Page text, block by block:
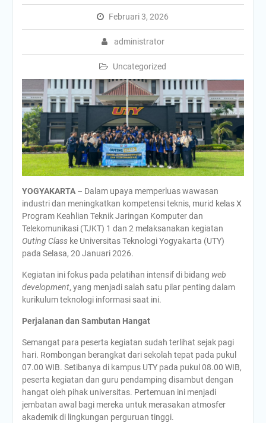
Februari 3, 2026
administrator
Uncategorized
YOGYAKARTA– Dalam upaya memperluas wawasan
industri dan meningkatkan kompetensi teknis, murid kelas X
Program Keahlian Teknik Jaringan Komputer dan
Telekomunikasi (TJKT) 1 dan 2 melaksanakan kegiatan
Outing Classke Universitas Teknologi Yogyakarta (UTY)
pada Selasa, 20 Januari 2026.
Kegiatan ini fokus pada pelatihan intensif di bidang web
development, yang menjadi salah satu pilar penting dalam
kurikulum teknologi informasi saat ini.
Perjalanan dan Sambutan Hangat
Semangat para peserta kegiatan sudah terlihat sejak pagi
hari. Rombongan berangkat dari sekolah tepat pada pukul
07.00 WIB. Setibanya di kampus UTY pada pukul 08.00 WIB,
peserta kegiatan dan guru pendamping disambut dengan
hangat oleh pihak universitas. Pertemuan ini menjadi
jembatan awal bagi mereka untuk merasakan atmosfer
akademik di lingkungan perguruan tinggi.